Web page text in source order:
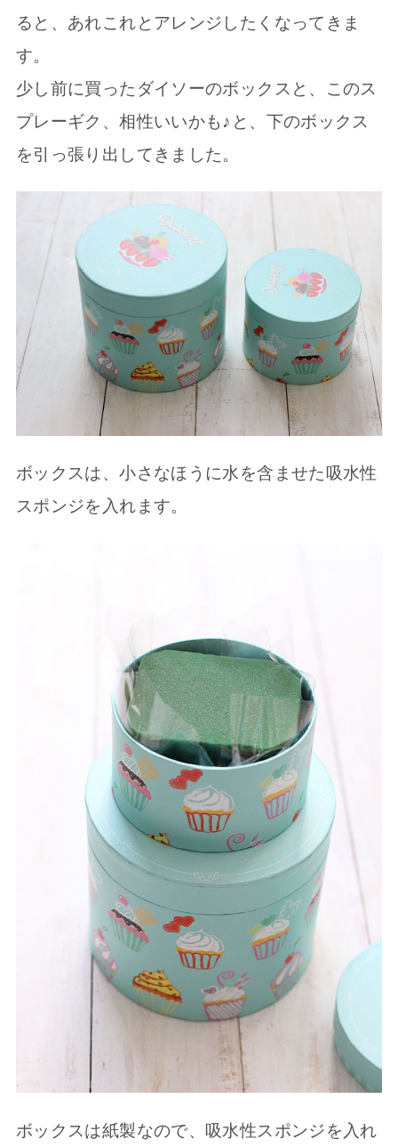
ると、あれこれとアレンジしたくなってきま
す。
少し前に買ったダイソーのボックスと、このス
プレーギク、相性いいかも♪と、下のボックス
を引っ張り出してきました。
ボックスは、小さなほうに水を含ませた吸水性
スポンジを入れます。
ボックスは紙製なので、吸水性スポンジを入れ